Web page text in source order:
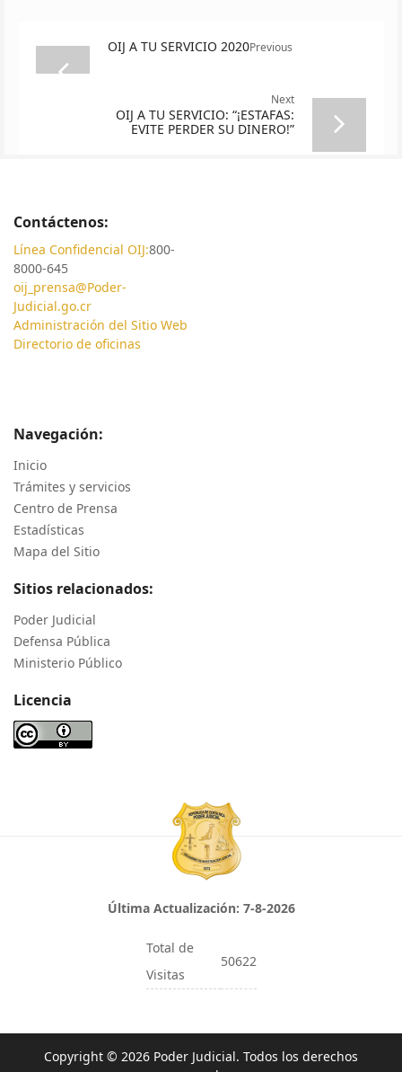
Previous
OIJ A TU SERVICIO 2020
Next
OIJ A TU SERVICIO: “¡ESTAFAS:
EVITE PERDER SU DINERO!”
Contáctenos:
Línea Confidencial OIJ:800-
8000-645
oij_prensa@Poder-
Judicial.go.cr
Administración del Sitio Web
Directorio de oficinas
Navegación:
Inicio
Trámites y servicios
Centro de Prensa
Estadísticas
Mapa del Sitio
Sitios relacionados:
Poder Judicial
Defensa Pública
Ministerio Público
Licencia
Última Actualización: 7-8-2026
Total de
Visitas
50622
Copyright © 2026 Poder Judicial. Todos los derechos